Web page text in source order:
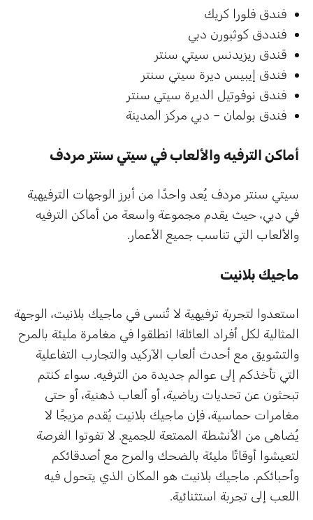
فندق فلورا كريك
فنددق كوثبورن دبي
قندق ريزيدنس سيتي سنتر
فندق إيبيس ديرة سيتي سنتر
فندق نوفوتيل الديرة سيتي سنتر
فندق بولمان – دبي مركز المدينة
أماكن الترفيه والألعاب في سيتي سنتر مردف
سيتي سنتر مردف يُعد واحدًا من أبرز الوجهات الترفيهية
في دبي، حيث يقدم مجموعة واسعة من أماكن الترفيه
والألعاب التي تناسب جميع الأعمار.
ماجيك بلانيت
استعدوا لتجربة ترفيهية لا تُنسى في ماجيك بلانيت، الوجهة
المثالية لكل أفراد العائلة! انطلقوا في مغامرة مليئة بالمرح
والتشويق مع أحدث ألعاب الآركيد والتجارب التفاعلية
التي تأخذكم إلى عوالم جديدة من الترفيه. سواء كنتم
تبحثون عن تحديات رياضية، أو ألعاب ذهنية، أو حتى
مغامرات حماسية، فإن ماجيك بلانيت يُقدم مزيجًا لا
يُضاهى من الأنشطة الممتعة للجميع. لا تفوتوا الفرصة
لتعيشوا أوقاتًا مليئة بالضحك والمرح مع أصدقائكم
وأحبائكم. ماجيك بلانيت هو المكان الذي يتحول فيه
اللعب إلى تجربة استثنائية.